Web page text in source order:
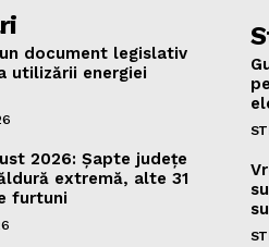
document legislativ
utilizării energiei
2026: Șapte județe
extremă, alte 31
furtuni